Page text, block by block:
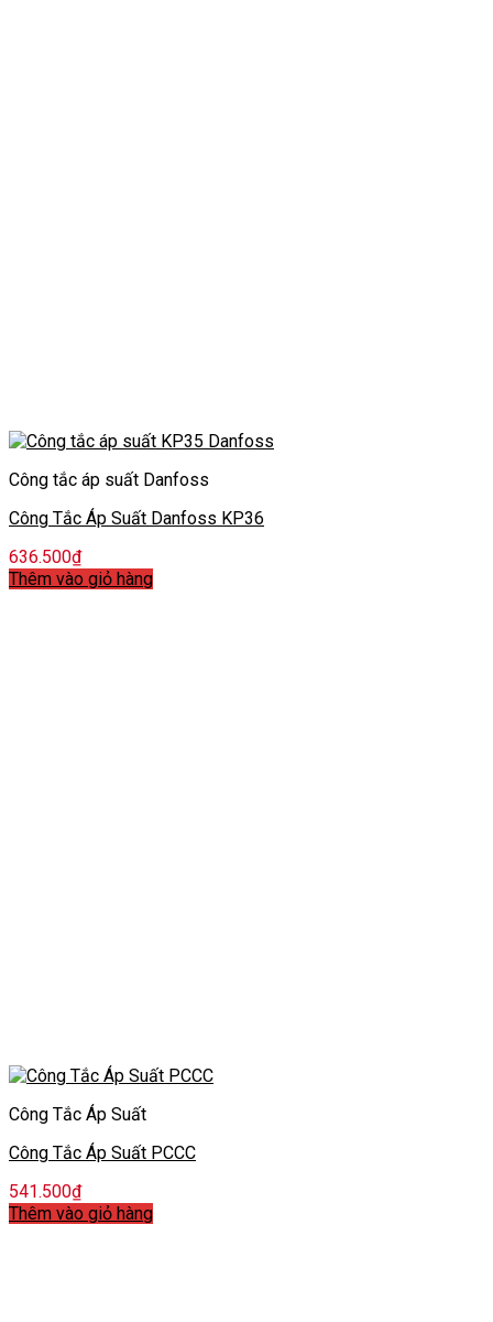
Công tắc áp suất Danfoss
Công Tắc Áp Suất Danfoss KP36
636.500₫
Thêm vào giỏ hàng
Công Tắc Áp Suất
Công Tắc Áp Suất PCCC
541.500₫
Thêm vào giỏ hàng